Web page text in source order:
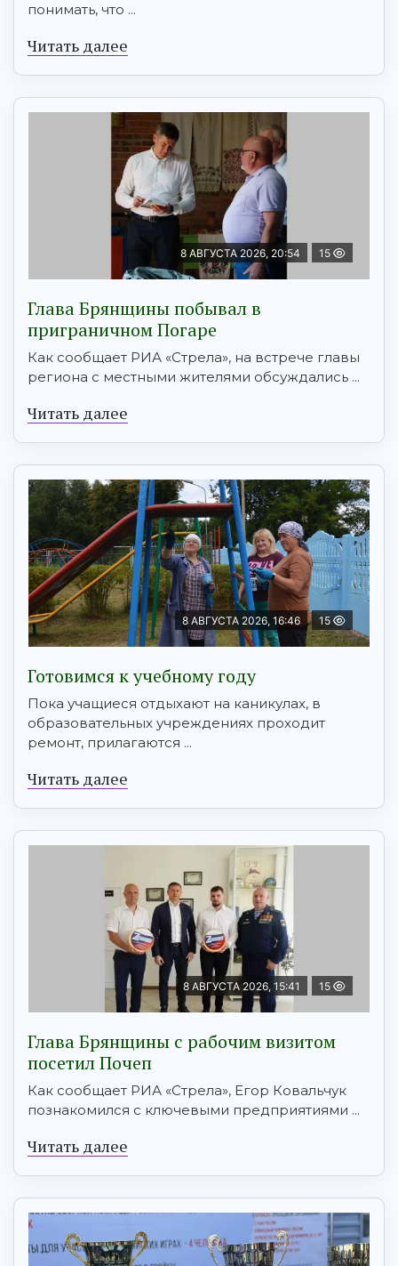
понимать, что ...
Читать далее
8 АВГУСТА 2026, 20:54 15
Глава Брянщины побывал в
приграничном Погаре
Как сообщает РИА «Стрела», на встрече главы
региона с местными жителями обсуждались ...
Читать далее
8 АВГУСТА 2026, 16:46 15
Готовимся к учебному году
Пока учащиеся отдыхают на каникулах, в
образовательных учреждениях проходит
ремонт, прилагаются ...
Читать далее
8 АВГУСТА 2026, 15:41 15
Глава Брянщины с рабочим визитом
посетил Почеп
Как сообщает РИА «Стрела», Егор Ковальчук
познакомился с ключевыми предприятиями ...
Читать далее